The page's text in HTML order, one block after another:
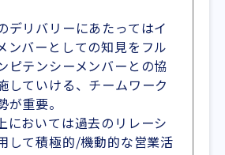
デリバリーにあたってはイ
ンバーとしての知見をフル
ピテンシーメンバーとの協
していける、チームワーク
重要。
においては過去のリレーシ
して積極的/機動的な営業活